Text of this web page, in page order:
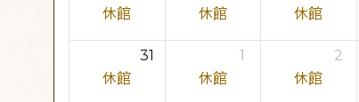
休館
休館
休館
31
休館
1
休館
2
休館